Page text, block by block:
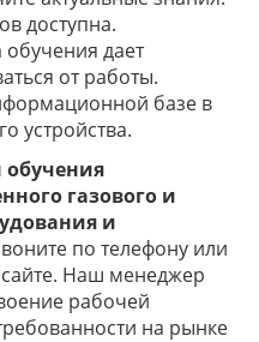
доступна.
дает
от работы.
базе в
устройства.
обучения
газового и
и
по телефону или
Наш менеджер
рабочей
на рынке